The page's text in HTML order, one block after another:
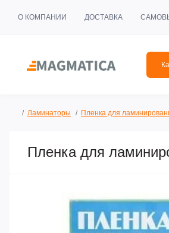
О КОМПАНИИ ДОСТАВКА
Ламинаторы Пленка для
Пленка для